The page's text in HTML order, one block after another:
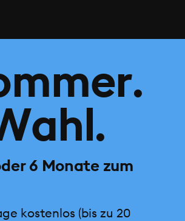
6 Monate zum
kostenlos (bis zu 20